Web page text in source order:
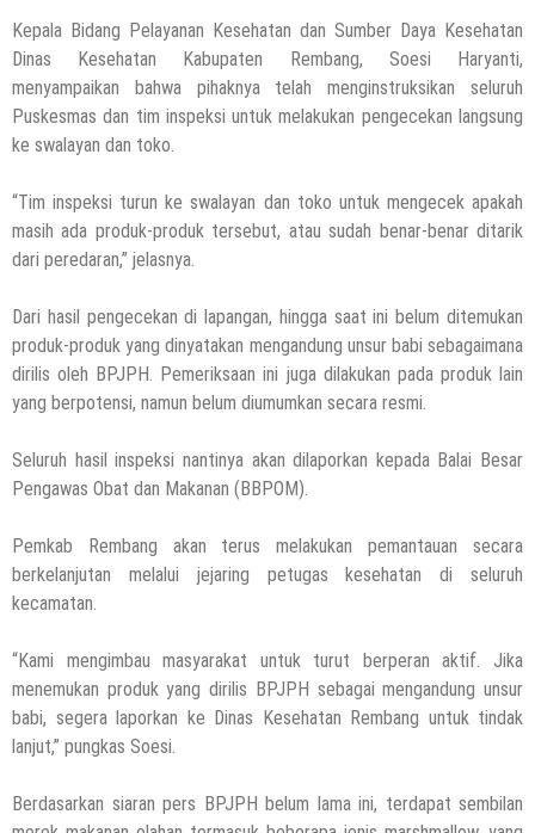
Kepala Bidang Pelayanan Kesehatan dan Sumber Daya Kesehatan
Dinas Kesehatan Kabupaten Rembang, Soesi Haryanti,
menyampaikan bahwa pihaknya telah menginstruksikan seluruh
Puskesmas dan tim inspeksi untuk melakukan pengecekan langsung
ke swalayan dan toko.
“Tim inspeksi turun ke swalayan dan toko untuk mengecek apakah
masih ada produk-produk tersebut, atau sudah benar-benar ditarik
dari peredaran,” jelasnya.
Dari hasil pengecekan di lapangan, hingga saat ini belum ditemukan
produk-produk yang dinyatakan mengandung unsur babi sebagaimana
dirilis oleh BPJPH. Pemeriksaan ini juga dilakukan pada produk lain
yang berpotensi, namun belum diumumkan secara resmi.
Seluruh hasil inspeksi nantinya akan dilaporkan kepada Balai Besar
Pengawas Obat dan Makanan (BBPOM).
Pemkab Rembang akan terus melakukan pemantauan secara
berkelanjutan melalui jejaring petugas kesehatan di seluruh
kecamatan.
“Kami mengimbau masyarakat untuk turut berperan aktif. Jika
menemukan produk yang dirilis BPJPH sebagai mengandung unsur
babi, segera laporkan ke Dinas Kesehatan Rembang untuk tindak
lanjut,” pungkas Soesi.
Berdasarkan siaran pers BPJPH belum lama ini, terdapat sembilan